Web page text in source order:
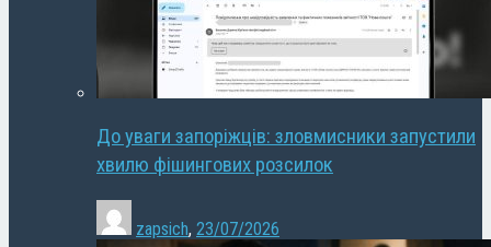
До уваги запоріжців: зловмисники запустили
хвилю фішингових розсилок
zapsich, 23/07/2026